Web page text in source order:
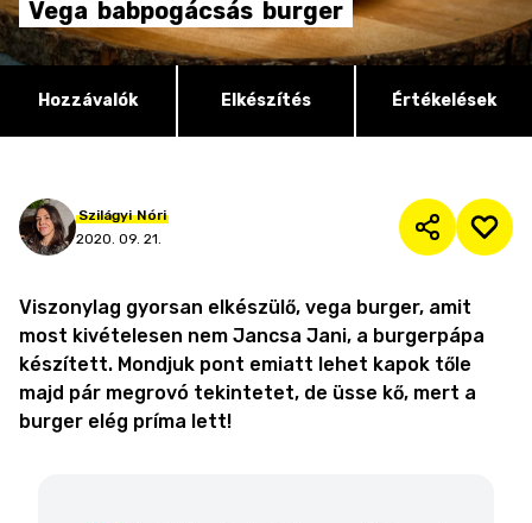
Vega babpogácsás burger
Hozzávalók Elkészítés Értékelések
Szilágyi Nóri
2020. 09. 21.
Viszonylag gyorsan elkészülő, vega burger, amit
most kivételesen nem Jancsa Jani, a burgerpápa
készített. Mondjuk pont emiatt lehet kapok tőle
majd pár megrovó tekintetet, de üsse kő, mert a
burger elég príma lett!